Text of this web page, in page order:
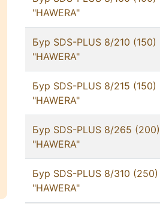
"HAWERA"
Бур SDS-PLUS 8/210 (150)
"HAWERA"
Бур SDS-PLUS 8/215 (150)
"HAWERA"
Бур SDS-PLUS 8/265 (200)
"HAWERA"
Бур SDS-PLUS 8/310 (250)
"HAWERA"